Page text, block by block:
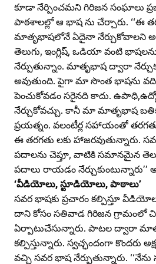
కూడా నేర్పించమని గిరిజన సంఘాలు
పాఠశాలల్లో ఆ భాష ను చేర్చారు. ‘‘ఈ
మాతృభాషలోనే ఏదైనా నేర్చుకోవాలని
తెలుగు, ఇంగ్లిష్‌, ఒడియా వంటి
నేర్పుతున్నాం. మాతృభాష ద్వారా
అవుతుంది. పైగా మా సొంత భాషను
పెంచుకోవడం సరైనది కాదు.
నేర్చుకోవచ్చు. కానీ మా మాతృభాష
ప్రయత్నం. వలంటీర్ల సహాయంతో
ఈ తరగతు లకు హాజరవుతున్నారు.
పదాలను చెప్తూ, వాటికి సమానమైన
పదాలు రాయడం నేర్చుకుంటున్నారు’’
‘వీడియోలు, స్టూడియోలు, పాఠాలు’
సవర భాషకు ప్రచారం కల్పిస్తూ
దాని కోసం సతివాడ గిరిజన గ్రామంలో
ఏర్పాటుచేసున్నారు. పాటల ద్వారా
కల్పిస్తున్నారు. స్వచ్ఛందంగా కొందరు
వచ్చి సవర భాష నేర్పుతున్నారు.